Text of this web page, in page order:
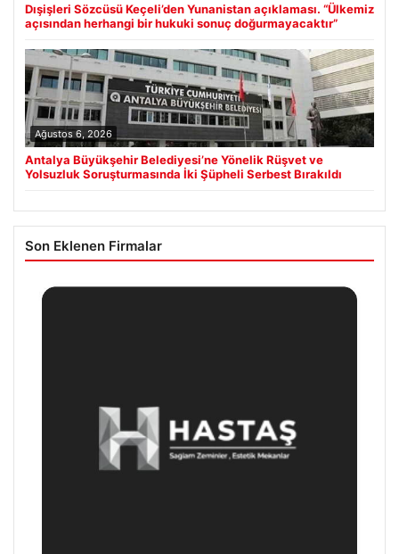
Dışişleri Sözcüsü Keçeli’den Yunanistan açıklaması. “Ülkemiz
açısından herhangi bir hukuki sonuç doğurmayacaktır”
Ağustos 6, 2026
Antalya Büyükşehir Belediyesi’ne Yönelik Rüşvet ve
Yolsuzluk Soruşturmasında İki Şüpheli Serbest Bırakıldı
Son Eklenen Firmalar